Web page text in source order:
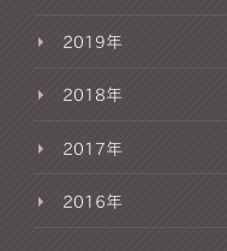
2019年
2018年
2017年
2016年